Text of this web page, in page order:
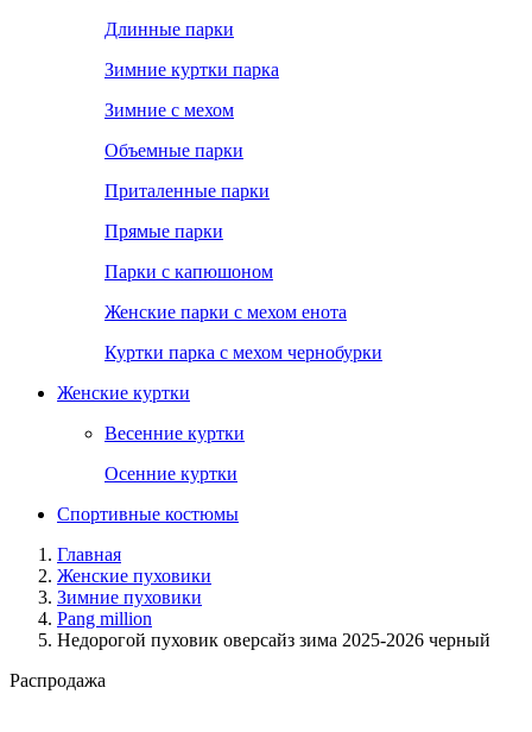
Длинные парки
Зимние куртки парка
Зимние с мехом
Объемные парки
Приталенные парки
Прямые парки
Парки с капюшоном
Женские парки с мехом енота
Куртки парка с мехом чернобурки
Женские куртки
Весенние куртки
Осенние куртки
Спортивные костюмы
Главная
Женские пуховики
Зимние пуховики
Pang million
Недорогой пуховик оверсайз зима 2025-2026 черный
Распродажа